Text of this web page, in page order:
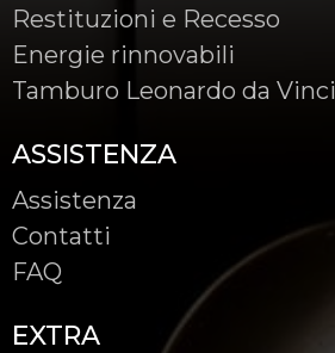
Restituzioni e Recesso
Energie rinnovabili
Tamburo Leonardo da Vinci
ASSISTENZA
Assistenza
Contatti
FAQ
EXTRA